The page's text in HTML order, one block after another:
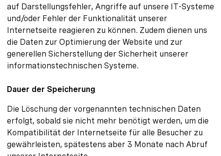
auf Darstellungsfehler, Angriffe auf unsere IT-Systeme
und/oder Fehler der Funktionalität unserer
Internetseite reagieren zu können. Zudem dienen uns
die Daten zur Optimierung der Website und zur
generellen Sicherstellung der Sicherheit unserer
informationstechnischen Systeme.
Dauer der Speicherung
Die Löschung der vorgenannten technischen Daten
erfolgt, sobald sie nicht mehr benötigt werden, um die
Kompatibilität der Internetseite für alle Besucher zu
gewährleisten, spätestens aber 3 Monate nach Abruf